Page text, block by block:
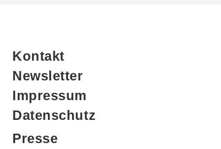
Kontakt
Newsletter
Impressum
Datenschutz
Presse